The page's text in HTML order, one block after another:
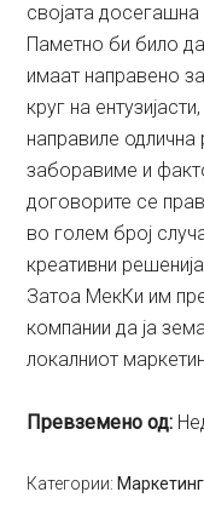
својата
Паметно би било да
имаат направено
круг на
направиле
заборавиме и
договорите се
во голем број
креативни
Затоа МекКи им
компании да ја
локалниот
Превземено од:
Категории: Маркетинг